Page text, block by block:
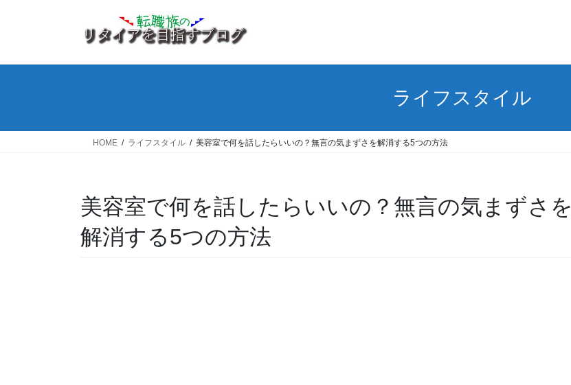
ライフスタイル
HOME ライフスタイル 美容室で何を話したらいいの？無言の気まずさを解消する5つの方法
美容室で何を話したらいいの？無言の気まずさを
解消する5つの方法